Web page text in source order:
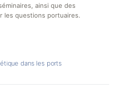
ainsi que des
les questions portuaires.
dans les ports